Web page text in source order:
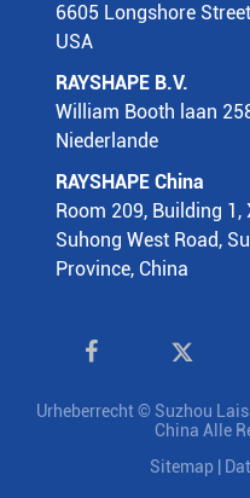
6605 Longshore
USA
RAYSHAPE B.V.
William Booth laan
Niederlande
RAYSHAPE China
Room 209, Building
Suhong West Road,
Province, China

Urheberrecht © Suzhou
China Alle
Sitemap